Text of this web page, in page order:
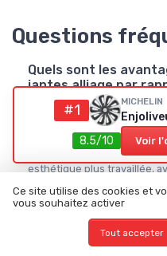
Questions
Quels sont les
jantes alliage par
Les jantes alliage offrent
résistance, ce qui améliore
de la chaleur au freinage.
esthétique plus travaillée,
plus élevé que celui des
Comment choisir le
#1 MICHELIN
8.5/10
Voir
Ce site utilise des cookies et
vous souhaitez activer
Tout accepter